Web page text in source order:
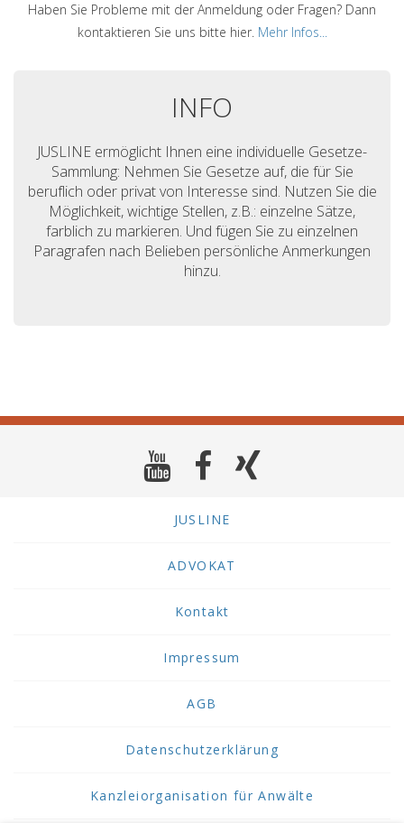
Haben Sie Probleme mit der Anmeldung oder Fragen? Dann
kontaktieren Sie uns bitte hier. Mehr Infos...
INFO
JUSLINE ermöglicht Ihnen eine individuelle Gesetze-
Sammlung: Nehmen Sie Gesetze auf, die für Sie
beruflich oder privat von Interesse sind. Nutzen Sie die
Möglichkeit, wichtige Stellen, z.B.: einzelne Sätze,
farblich zu markieren. Und fügen Sie zu einzelnen
Paragrafen nach Belieben persönliche Anmerkungen
hinzu.
JUSLINE
ADVOKAT
Kontakt
Impressum
AGB
Datenschutzerklärung
Kanzleiorganisation für Anwälte